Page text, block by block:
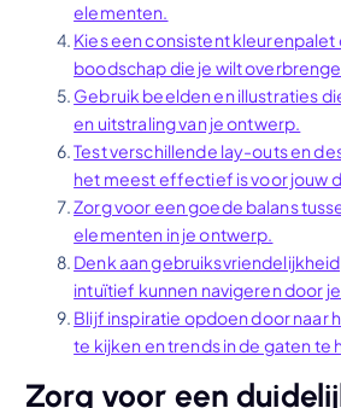
elementen.
Kies een consistent kleurenpalet
boodschap die je wilt
Gebruik beelden en illustraties
en uitstraling van je ontwerp.
Test verschillende lay-outs en
het meest effectief is voor jouw
Zorg voor een goede balans
elementen in je ontwerp.
Denk aan
intuïtief kunnen navigeren door
Blijf inspiratie opdoen door naar
te kijken en trends in de gaten te
Zorg voor een